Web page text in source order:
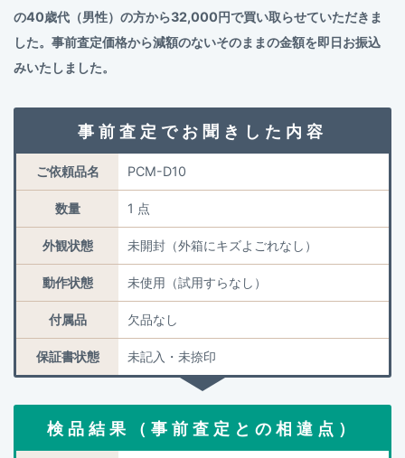
の40歳代（男性）の方から32,000円で買い取らせていただきま
した。事前査定価格から減額のないそのままの金額を即日お振込
みいたしました。
事前査定でお聞きした内容
ご依頼品名 PCM-D10
数量 1 点
外観状態 未開封（外箱にキズよごれなし）
動作状態 未使用（試用すらなし）
付属品 欠品なし
保証書状態 未記入・未捺印
検品結果（事前査定との相違点）